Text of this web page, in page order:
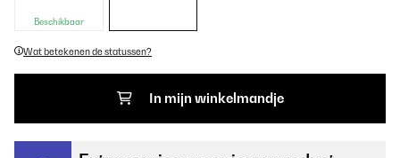
Beschikbaar
Wat betekenen de statussen?
In mijn winkelmandje